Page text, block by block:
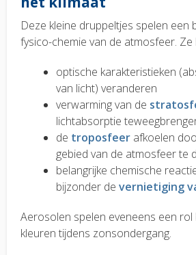
Deze kleine druppeltjes spelen een
fysico-chemie van de atmosfeer. Ze
optische karakteristieken
van licht) veranderen
verwarming van de
lichtabsorptie
de troposfeer afkoelen
gebied van de atmosfeer te
belangrijke chemische
bijzonder de vernietiging
Aerosolen spelen eveneens een rol
kleuren tijdens zonsondergang.